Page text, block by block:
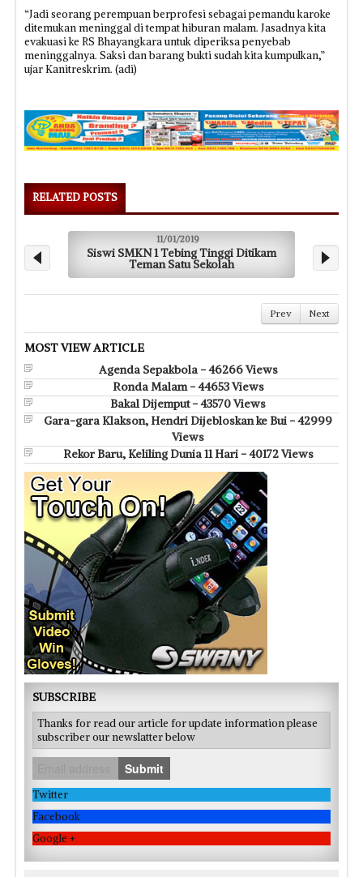
“Jadi seorang perempuan berprofesi sebagai pemandu karoke
ditemukan meninggal di tempat hiburan malam. Jasadnya kita
evakuasi ke RS Bhayangkara untuk diperiksa penyebab
meninggalnya. Saksi dan barang bukti sudah kita kumpulkan,”
ujar Kanitreskrim. (adi)
RELATED POSTS
11/01/2019
Siswi SMKN 1 Tebing Tinggi Ditikam
Teman Satu Sekolah
Prev Next
MOST VIEW ARTICLE
Agenda Sepakbola - 46266 Views
Ronda Malam - 44653 Views
Bakal Dijemput - 43570 Views
Gara-gara Klakson, Hendri Dijebloskan ke Bui - 42999
Views
Rekor Baru, Keliling Dunia 11 Hari - 40172 Views
SUBSCRIBE
Thanks for read our article for update information please
subscriber our newslatter below
Submit
Twitter
Facebook
Google +